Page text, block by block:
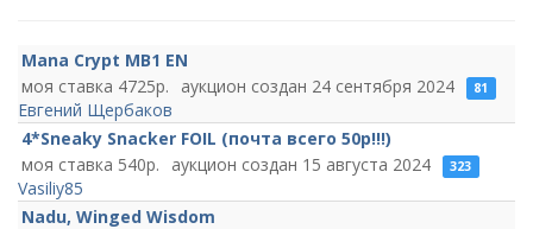
Mana Crypt MB1 EN
4725
24 сентября 2024 81
Евгений Щербаков
4*Sneaky Snacker FOIL (почта всего 50р!!!)
540
15 августа 2024 323
Vasiliy85
Nadu, Winged Wisdom